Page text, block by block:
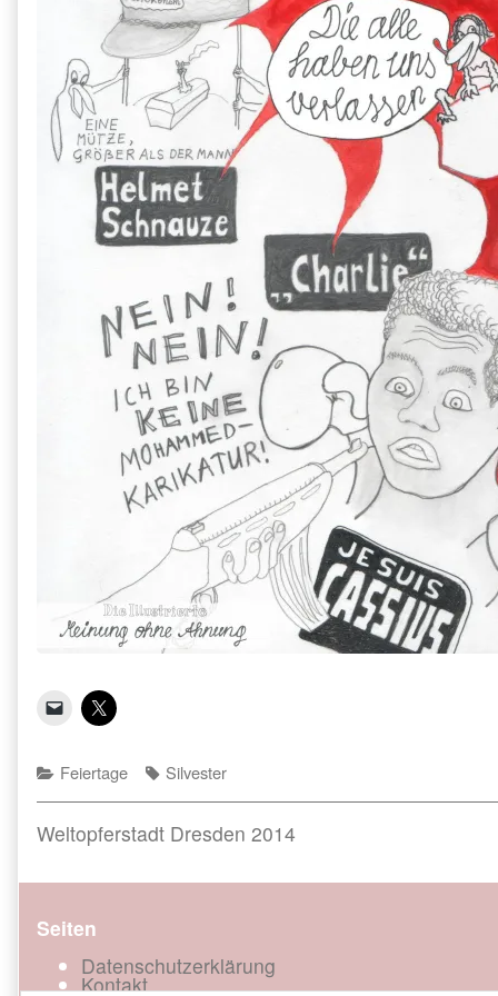
Categories
Feiertage Tags
Silvester
Beitragsnavigation
Previous
Weltopferstadt Dresden 2014
Seiten
Datenschutzerklärung
Kontakt